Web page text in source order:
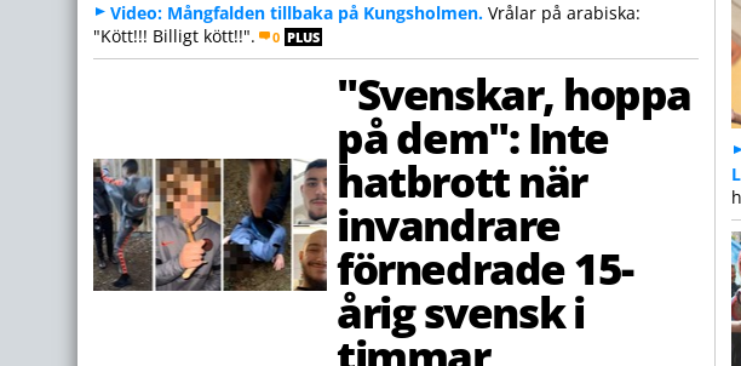
Video: Mångfalden tillbaka på Kungsholmen. Vrålar på arabiska:
"Kött!!! Billigt kött!!".
0 PLUS
"Svenskar, hoppa
på dem": Inte
hatbrott när
invandrare
förnedrade 15-
årig svensk i